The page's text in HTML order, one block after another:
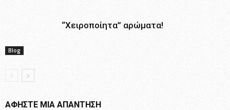
Blog
“Χειροποίητα” αρώματα!
ΑΦΗΣΤΕ ΜΙΑ ΑΠΑΝΤΗΣΗ